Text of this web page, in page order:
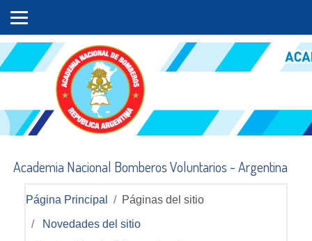
Academia Nacional Bomberos Voluntarios - Argentina
Página Principal Páginas del sitio
Novedades del sitio